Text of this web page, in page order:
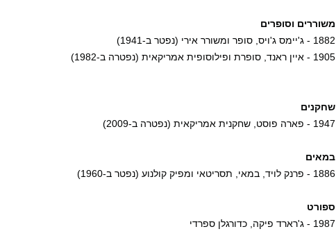
משוררים וסופרים
1882 - ג'יימס ג'ויס, סופר ומשורר אירי (נפטר ב-1941)
1905 - איין ראנד, סופרת ופילוסופית אמריקאית (נפטרה ב-1982)
שחקנים
1947 - פארה פוסט, שחקנית אמריקאית (נפטרה ב-2009)
במאים
1886 - פרנק לויד, במאי, תסריטאי ומפיק קולנוע (נפטר ב-1960)
ספורט
1987 - ג'רארד פיקה, כדורגלן ספרדי